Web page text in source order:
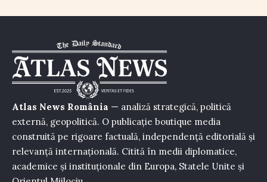
Atlas News România — analiză strategică, politică
externă, geopolitică. O publicație boutique media
construită pe rigoare factuală, independență editorială și
relevanță internațională. Citită în medii diplomatice,
academice și instituționale din Europa, Statele Unite și